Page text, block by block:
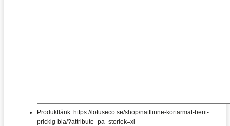
Produktlänk: https://lotuseco.se/shop/nattlinne-kortarmat-berit-
prickig-bla/?attribute_pa_storlek=xl